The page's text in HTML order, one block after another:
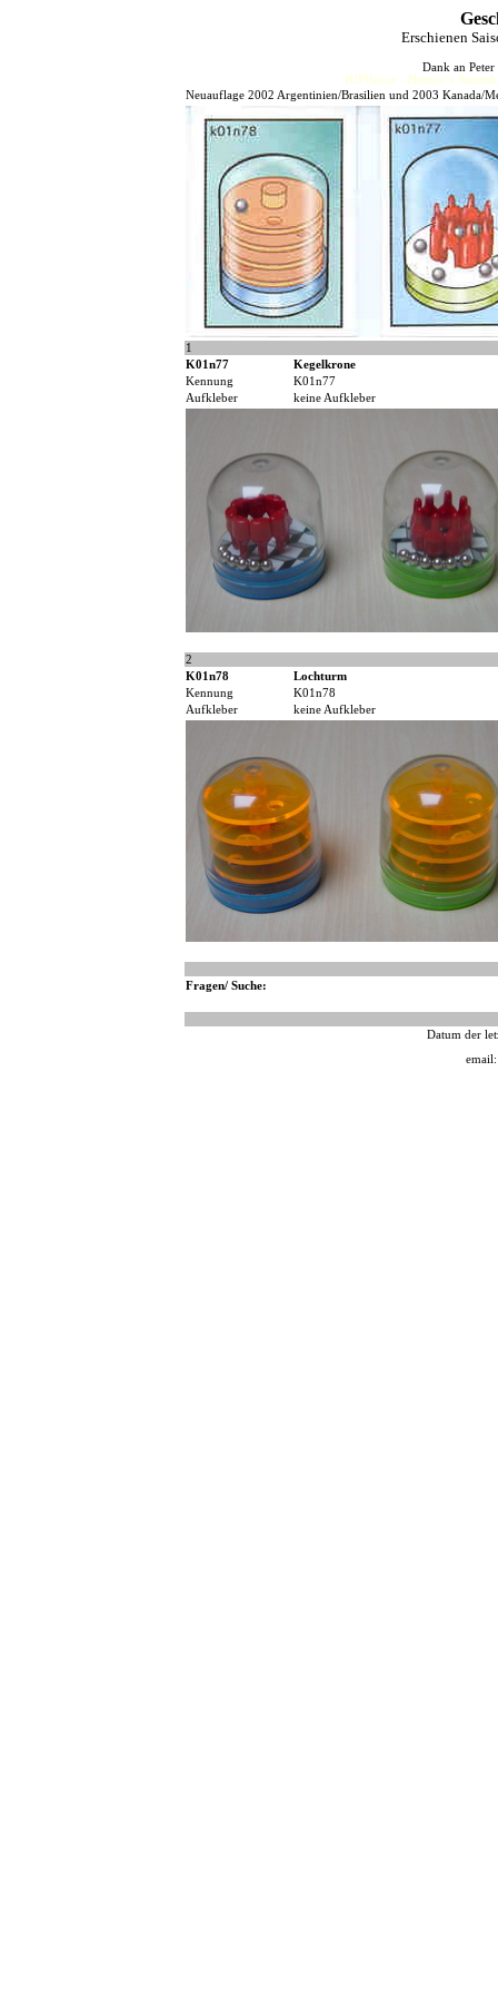
Erschienen
Dank an
HJFHenze - Helmut´s
Neuauflage 2002 Argentinien/Brasilien und 2003 Kanada/
1
K01n77
Kegelkrone
Kennung
K01n77
Aufkleber
keine Aufkleber
2
K01n78
Lochturm
Kennung
K01n78
Aufkleber
keine Aufkleber
Fragen/ Suche:
Datum der